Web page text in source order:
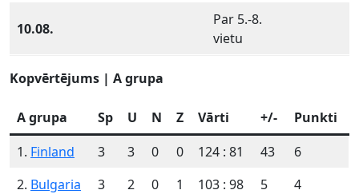
10.08.
Par 5.-8.
vietu
Kopvērtējums | A grupa
A grupa Sp U N Z Vārti +/-
Punkti
1. Finland 3 3 0 0 124 : 81 43
6
2. Bulgaria 3 2 0 1 103 : 98 5
4